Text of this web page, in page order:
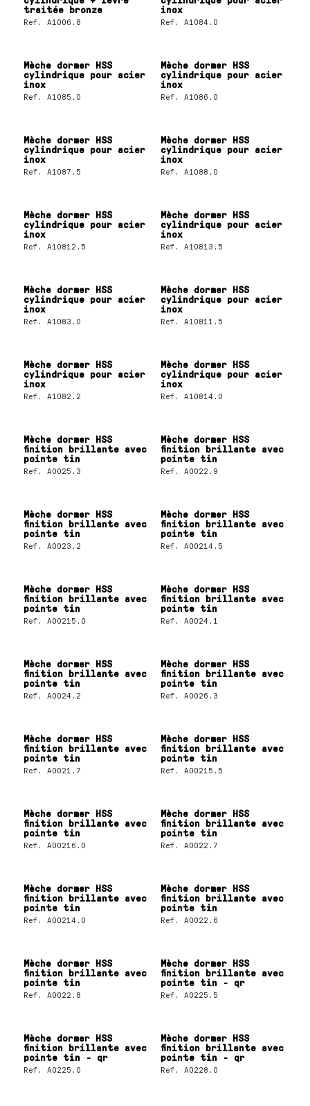
traitée bronze
Ref.A1006.8
inox
Ref. A1084.0
Mèche dormer HSS
cylindrique pour acier
inox
Ref.A1085.0
Mèche dormer HSS
cylindrique pour acier
inox
Ref. A1086.0
Mèche dormer HSS
cylindrique pour acier
inox
Ref.A1087.5
Mèche dormer HSS
cylindrique pour acier
inox
Ref. A1088.0
Mèche dormer HSS
cylindrique pour acier
inox
Ref.A10812.5
Mèche dormer HSS
cylindrique pour acier
inox
Ref. A10813.5
Mèche dormer HSS
cylindrique pour acier
inox
Ref.A1083.0
Mèche dormer HSS
cylindrique pour acier
inox
Ref. A10811.5
Mèche dormer HSS
cylindrique pour acier
inox
Ref.A1082.2
Mèche dormer HSS
cylindrique pour acier
inox
Ref. A10814.0
Mèche dormer HSS
finition brillante avec
pointe tin
Ref.A0025.3
Mèche dormer HSS
finition brillante avec
pointe tin
Ref. A0022.9
Mèche dormer HSS
finition brillante avec
pointe tin
Ref.A0023.2
Mèche dormer HSS
finition brillante avec
pointe tin
Ref. A00214.5
Mèche dormer HSS
finition brillante avec
pointe tin
Ref.A00215.0
Mèche dormer HSS
finition brillante avec
pointe tin
Ref. A0024.1
Mèche dormer HSS
finition brillante avec
pointe tin
Ref.A0024.2
Mèche dormer HSS
finition brillante avec
pointe tin
Ref. A0026.3
Mèche dormer HSS
finition brillante avec
pointe tin
Ref.A0021.7
Mèche dormer HSS
finition brillante avec
pointe tin
Ref. A00215.5
Mèche dormer HSS
finition brillante avec
pointe tin
Ref.A00216.0
Mèche dormer HSS
finition brillante avec
pointe tin
Ref. A0022.7
Mèche dormer HSS
finition brillante avec
pointe tin
Ref.A00214.0
Mèche dormer HSS
finition brillante avec
pointe tin
Ref. A0022.6
Mèche dormer HSS
finition brillante avec
pointe tin
Ref.A0022.8
Mèche dormer HSS
finition brillante avec
pointe tin - qr
Ref. A0225.5
Mèche dormer HSS
finition brillante avec
pointe tin - qr
Ref.A0225.0
Mèche dormer HSS
finition brillante avec
pointe tin - qr
Ref. A0228.0